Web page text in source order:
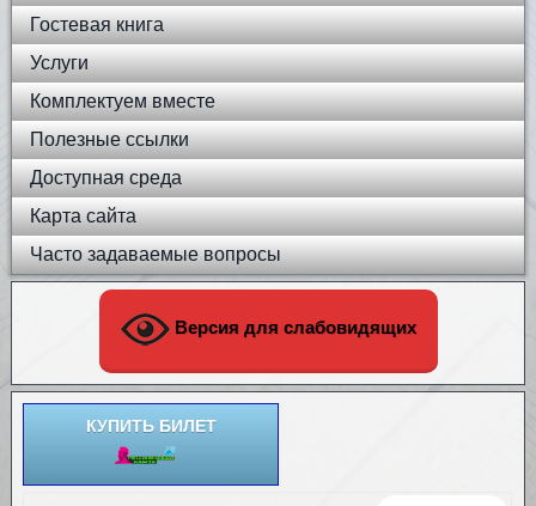
Гостевая книга
Услуги
Комплектуем вместе
Полезные ссылки
Доступная среда
Карта сайта
Часто задаваемые вопросы
Версия для слабовидящих
КУПИТЬ БИЛЕТ